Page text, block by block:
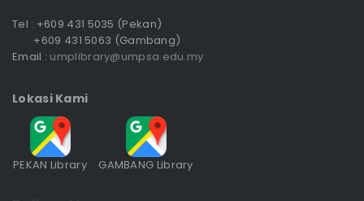
Tel : +609 431 5035 (Pekan)
+609 431 5063 (Gambang)
Email : umplibrary@umpsa.edu.my
Lokasi Kami
PEKAN Library GAMBANG Library